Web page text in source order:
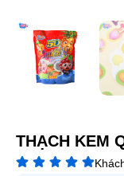
THẠCH KEM